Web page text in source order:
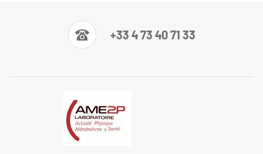
+33 4 73 40 71 33